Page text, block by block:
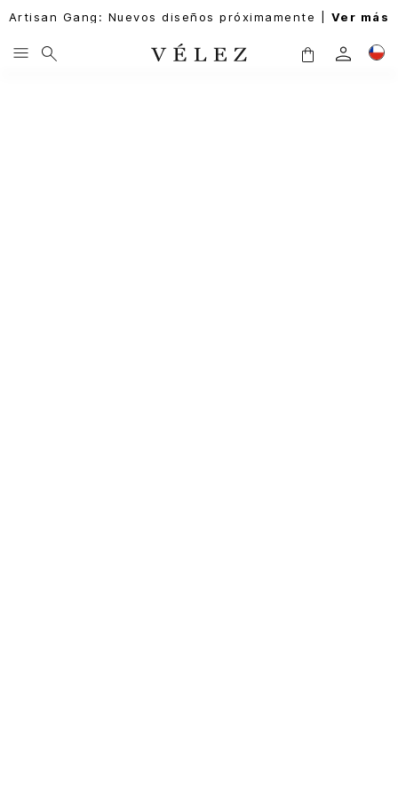
Artisan Gang: Nuevos diseños próximamente | Ver más